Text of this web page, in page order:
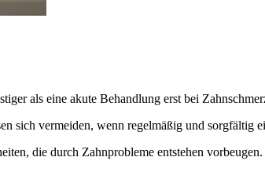
als eine akute Behandlung erst bei
sich vermeiden, wenn regelmäßig und
die durch Zahnprobleme entstehen vorbeugen.